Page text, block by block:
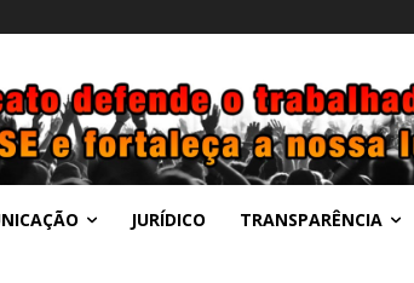
JURÍDICO TRANSPARÊNCIA